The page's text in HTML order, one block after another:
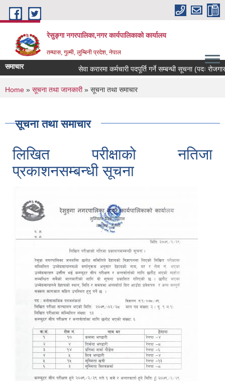
Skip to main content
रेसुङ्गा नगरपालिका,नगर कार्यपालिकाको कार्यालय
तम्घास, गुल्मी, लुम्बिनी प्रदेश, नेपाल
समाचार सेवा करारमा कर्मचारी पदपूर्ति गर्ने सम्बन्धी सूचना (पदः रोजगार
You are here
Home » सूचना तथा जानकारी» सूचना तथा समाचार
सूचना तथा समाचार
लिखित परीक्षाको नतिजा
प्रकाशनसम्बन्धी सूचना